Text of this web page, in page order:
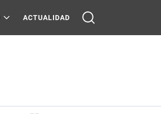
ACTUALIDAD